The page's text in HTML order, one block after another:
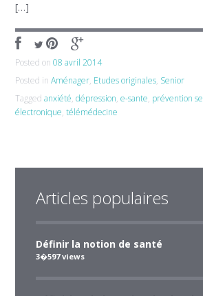
[…]
Posted on08 avril 2014
Posted inAménager, Etudes originales, Senior
Taggedanxiété,dépression,e-sante, prévention
électronique,télémédecine
Articles populaires
Définir la notion de santé
3�597 views